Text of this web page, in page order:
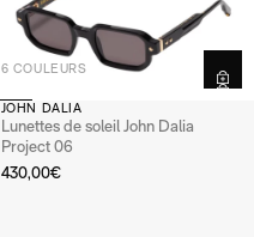
6 COULEURS
JOHN DALIA
Lunettes de soleil John Dalia
Project 06
430,00€